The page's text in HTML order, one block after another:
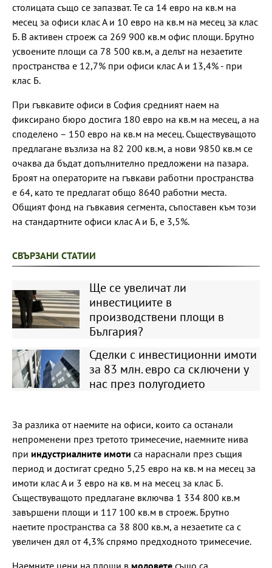
столицата също се запазват. Те са 14 евро на кв.м на
месец за офиси клас А и 10 евро на кв.м на месец за клас
Б. В активен строеж са 269 900 кв.м офис площи. Брутно
усвоените площи са 78 500 кв.м, а делът на незаетите
пространства е 12,7% при офиси клас А и 13,4% - при
клас Б.
При гъвкавите офиси в София средният наем на
фиксирано бюро достига 180 евро на кв.м на месец, а на
споделено – 150 евро на кв.м на месец. Съществуващото
предлагане възлиза на 82 200 кв.м, а нови 9850 кв.м се
очаква да бъдат допълнително предложени на пазара.
Броят на операторите на гъвкави работни пространства
е 64, като те предлагат общо 8640 работни места.
Общият фонд на гъвкавия сегмента, съпоставен към този
на стандартните офиси клас А и Б, е 3,5%.
СВЪРЗАНИ СТАТИИ
Ще се увеличат ли
инвестициите в
производствени площи в
България?
Сделки с инвестиционни имоти
за 83 млн. евро са сключени у
нас през полугодието
За разлика от наемите на офиси, които са останали
непроменени през третото тримесечие, наемните нива
при индустриалните имоти са нараснали през същия
период и достигат средно 5,25 евро на кв. м на месец за
имоти клас А и 3 евро на кв. м на месец за клас Б.
Съществуващото предлагане включва 1 334 800 кв.м
завършени площи и 117 100 кв.м в строеж. Брутно
наетите пространства са 38 800 кв.м, а незаетите са с
увеличен дял от 4,3% спрямо предходното тримесечие.
Наемните цени на площи в моловете също са